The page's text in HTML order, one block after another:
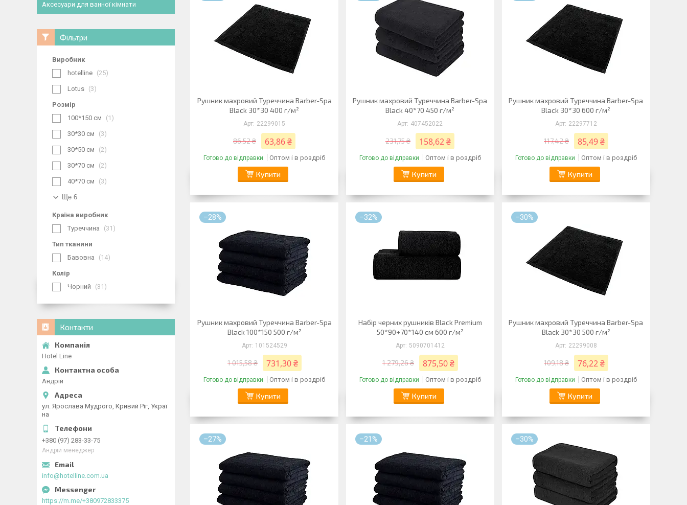
Рушник махровий Туреччина Barber-Spa
Black 30*30 400 г/м²
22299015
86,52 ₴ 63,86 ₴
Готово до відправки Оптом і в роздріб
Купити
Рушник махровий Туреччина Barber-Spa
Black 40*70 450 г/м²
407452022
231,75 ₴ 158,62 ₴
Готово до відправки Оптом і в роздріб
Купити
Рушник махровий Туреччина Barber-Spa
Black 30*30 600 г/м²
22297712
117,42 ₴ 85,49 ₴
Готово до відправки Оптом і в роздріб
Купити
–28%
Рушник махровий Туреччина Barber-Spa
Black 100*150 500 г/м²
101524529
1 015,58 ₴ 731,30 ₴
Готово до відправки Оптом і в роздріб
Купити
–32%
Набір черних рушників Black Premium
50*90+70*140 см 600 г/м²
5090701412
1 279,26 ₴ 875,50 ₴
Готово до відправки Оптом і в роздріб
Купити
–30%
Рушник махровий Туреччина Barber-Spa
Black 30*30 500 г/м²
22299008
109,18 ₴ 76,22 ₴
Готово до відправки Оптом і в роздріб
Купити
–27% –21% –30%
Аксесуари для ванної кімнати
Фільтри
Виробник
hotelline
25
Lotus 3
Розмір
100*150 см
1
30*30 см 3
30*50 см 2
30*70 см 2
40*70 см 3
Ще 6
Країна виробник
Туреччина
31
Тип тканини
Бавовна
14
Колір
Чорний
31
Контакти
Hotel Line
Андрій
ул. Ярослава Мудрого, Кривий Ріг, Украї
на
+380 (97) 283-33-75
Андрій менеджер
info@hotelline.com.ua
https://m.me/+380972833375